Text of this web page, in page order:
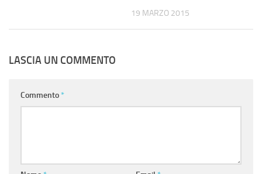
19 MARZO 2015
LASCIA UN COMMENTO
Commento *